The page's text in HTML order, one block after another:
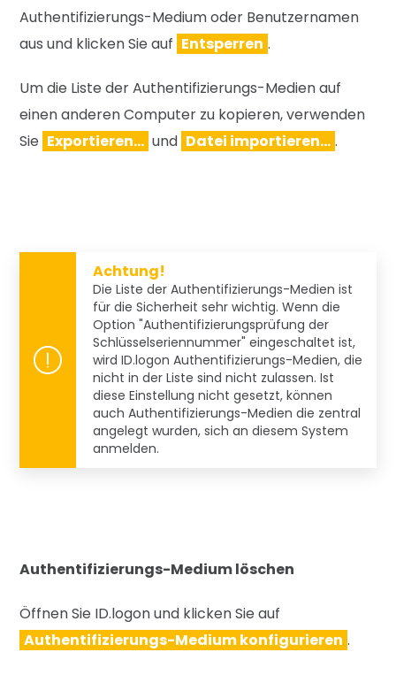
Authentifizierungs-Medium oder Benutzernamen
aus und klicken Sie auf Entsperren .
Um die Liste der Authentifizierungs-Medien auf
einen anderen Computer zu kopieren, verwenden
Sie Exportieren… und Datei importieren… .
Achtung!
Die Liste der Authentifizierungs-Medien ist
für die Sicherheit sehr wichtig. Wenn die
Option "Authentifizierungsprüfung der
Schlüsselseriennummer" eingeschaltet ist,
wird ID.logon Authentifizierungs-Medien, die
nicht in der Liste sind nicht zulassen. Ist
diese Einstellung nicht gesetzt, können
auch Authentifizierungs-Medien die zentral
angelegt wurden, sich an diesem System
anmelden.
Authentifizierungs-Medium löschen
Öffnen Sie ID.logon und klicken Sie auf
Authentifizierungs-Medium konfigurieren .